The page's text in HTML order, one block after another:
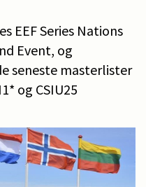
EEF Series Nations
Event, og
seneste masterlister
og CSIU25